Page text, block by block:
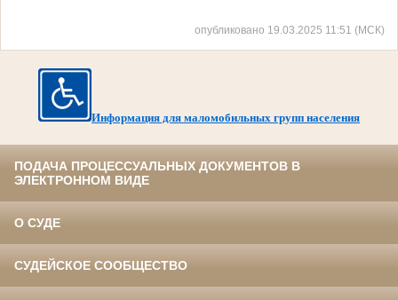
опубликовано 19.03.2025 11:51 (МСК)
Информация для маломобильных групп населения
ПОДАЧА ПРОЦЕССУАЛЬНЫХ ДОКУМЕНТОВ В
ЭЛЕКТРОННОМ ВИДЕ
О СУДЕ
СУДЕЙСКОЕ СООБЩЕСТВО